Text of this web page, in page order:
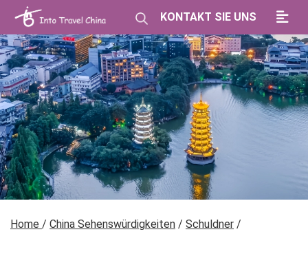
KONTAKT SIE UNS
Home / China Sehenswürdigkeiten / Schuldner /